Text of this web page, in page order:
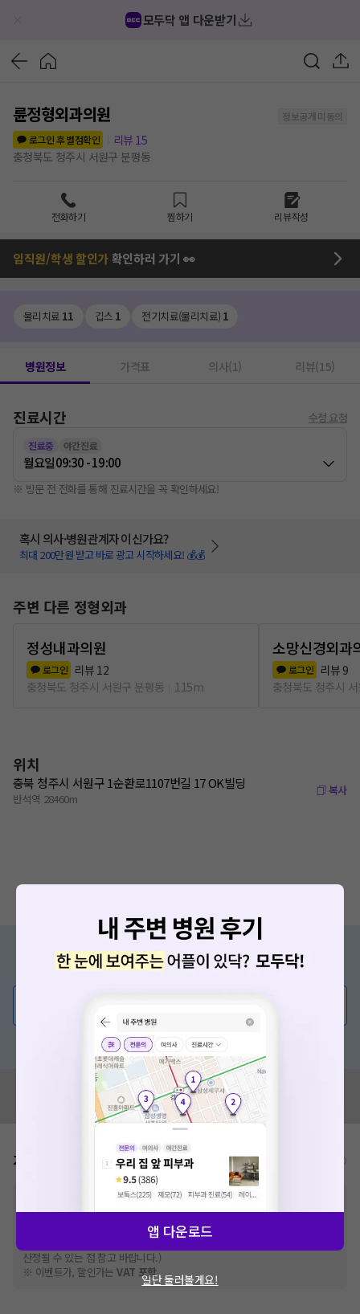
모두닥 앱 다운받기
륜정형외과의원
정보공개 미동의
로그인 후 별점확인
리뷰 15
충청북도 청주시 서원구 분평동
전화하기 찜하기 리뷰작성
임직원/학생 할인가확인하러 가기 👀
물리치료 11 깁스 1 전기치료(물리치료) 1
병원정보 가격표 의사(1) 리뷰(15)
진료시간 수정 요청
진료중 야간진료
월요일09:30 - 19:00
※ 방문 전 전화를 통해 진료시간을 꼭 확인하세요!
혹시 의사·병원관계자 이신가요?
최대 200만원 받고 바로 광고 시작하세요! 💰💰
주변 다른 정형외과
정성내과의원
로그인 리뷰 12
충청북도 청주시 서원구 분평동
115m
소망신경외과
로그인 리뷰 9
충청북도 청주시
위치
충북 청주시 서원구 1순환로1107번길 17 OK빌딩
반석역 28460m
복사
증상/치료, 궁금한 점이 있나요?
의사가 직접 답해드려요!
혹은, 의료상담 서비스에 다양한 게시글 보러가기
혹시 잘못된 병원정보가 있나요?
모두닥 팀에 알려주세요!
가격표 비급여/급여 진료란?
추가비용 등으로 실제 가격과 상이할 수 있으니, 정확
한 가격은 해당 의료기관에 직접 문의해주세요.
건강보험심사평가원에 고지되어 있는 급여 진료 기준 가
격입니다. (진료와 연관된 복합적인 비용이 추가되어, 병원마다 금액이 다르게
산정될 수 있는 점 참고 바랍니다.)
※ 이벤트가, 할인가는VAT 포함
앱 다운로드
일단 둘러볼게요!